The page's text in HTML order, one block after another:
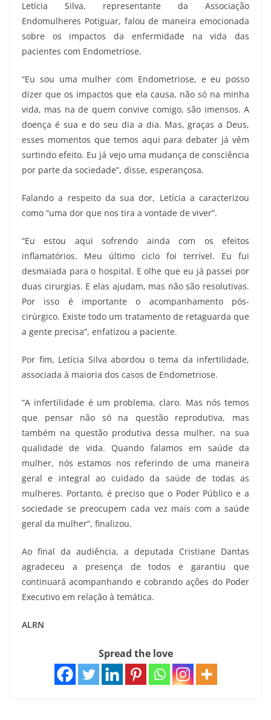
Letícia Silva, representante da Associação
Endomulheres Potiguar, falou de maneira emocionada
sobre os impactos da enfermidade na vida das
pacientes com Endometriose.
“Eu sou uma mulher com Endometriose, e eu posso
dizer que os impactos que ela causa, não só na minha
vida, mas na de quem convive comigo, são imensos. A
doença é sua e do seu dia a dia. Mas, graças a Deus,
esses momentos que temos aqui para debater já vêm
surtindo efeito. Eu já vejo uma mudança de consciência
por parte da sociedade”, disse, esperançosa.
Falando a respeito da sua dor, Letícia a caracterizou
como “uma dor que nos tira a vontade de viver”.
“Eu estou aqui sofrendo ainda com os efeitos
inflamatórios. Meu último ciclo foi terrível. Eu fui
desmaiada para o hospital. E olhe que eu já passei por
duas cirurgias. E elas ajudam, mas não são resolutivas.
Por isso é importante o acompanhamento pós-
cirúrgico. Existe todo um tratamento de retaguarda que
a gente precisa”, enfatizou a paciente.
Por fim, Letícia Silva abordou o tema da infertilidade,
associada à maioria dos casos de Endometriose.
“A infertilidade é um problema, claro. Mas nós temos
que pensar não só na questão reprodutiva, mas
também na questão produtiva dessa mulher, na sua
qualidade de vida. Quando falamos em saúde da
mulher, nós estamos nos referindo de uma maneira
geral e integral ao cuidado da saúde de todas as
mulheres. Portanto, é preciso que o Poder Público e a
sociedade se preocupem cada vez mais com a saúde
geral da mulher”, finalizou.
Ao final da audiência, a deputada Cristiane Dantas
agradeceu a presença de todos e garantiu que
continuará acompanhando e cobrando ações do Poder
Executivo em relação à temática.
ALRN
Spread the love